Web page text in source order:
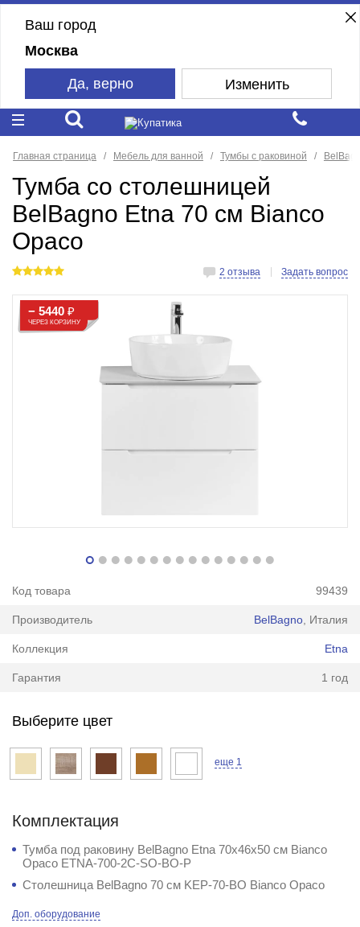
Ваш город
Москва
Да, верно Изменить
Главная страница Мебель для ванной Тумбы с раковиной
Тумба со столешницей
BelBagno Etna 70 см Bianco
Opaco
2 отзыва Задать вопрос
− 5440₽
ЧЕРЕЗ КОРЗИНУ
Код товара 99439
Производитель BelBagno , Италия
Коллекция Etna
Гарантия 1 год
Выберите цвет
еще 1
Комплектация
Тумба под раковину BelBagno Etna 70x46x50 см Bianco
Opaco ETNA-700-2C-SO-BO-P
Столешница BelBagno 70 см KEP-70-BO Bianco Opaco
Доп. оборудование